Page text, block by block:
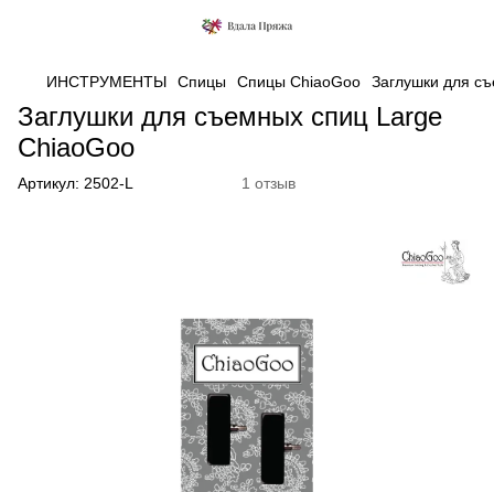
ИНСТРУМЕНТЫ Спицы Спицы ChiaoGoo Заглушки для
Заглушки для съемных спиц Large
ChiaoGoo
Артикул: 2502-L 1 отзыв